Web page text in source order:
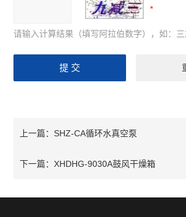
请输入计算结果（填写阿拉伯数字），如：
上一篇： SHZ-CA循环水真空泵
下一篇：XHDHG-9030A鼓风干燥箱